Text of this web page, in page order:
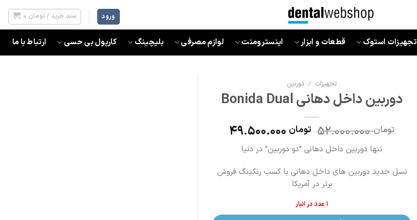
ورود سبد خرید / تومان
تجهیزات استوک قطعات و ابزار اینسترومنت لوازم مصرفی بلیچینگ کارپول بی حسی ارتباط با ما
تجهیزات / دوربین
دوربین داخل دهانی Bonida Dual
تومان52.000.000 تومان
تنها دوربین داخل دهانی “دو دوربین” در دنیا
نسل جدید دوربین های داخل دهانی با کسب رنکینگ فروش
برتر در آمریکا
1 عدد در انبار